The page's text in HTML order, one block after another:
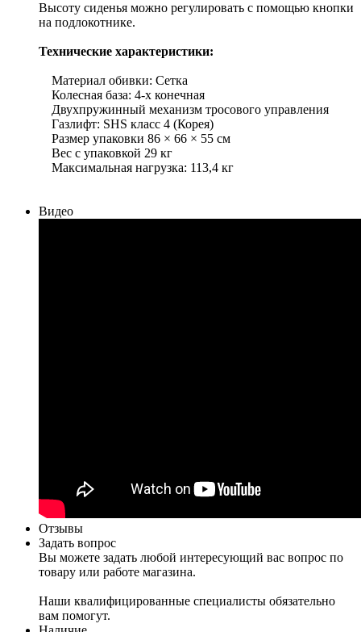
Высоту сиденья можно регулировать с помощью кнопки
на подлокотнике.
Технические характеристики:
Материал обивки: Сетка
Колесная база: 4-х конечная
Двухпружинный механизм тросового управления
Газлифт: SHS класс 4 (Корея)
Размер упаковки 86 × 66 × 55 см
Вес с упаковкой 29 кг
Максимальная нагрузка: 113,4 кг
Видео
Отзывы
Задать вопрос
Вы можете задать любой интересующий вас вопрос по
товару или работе магазина.
Наши квалифицированные специалисты обязательно
вам помогут.